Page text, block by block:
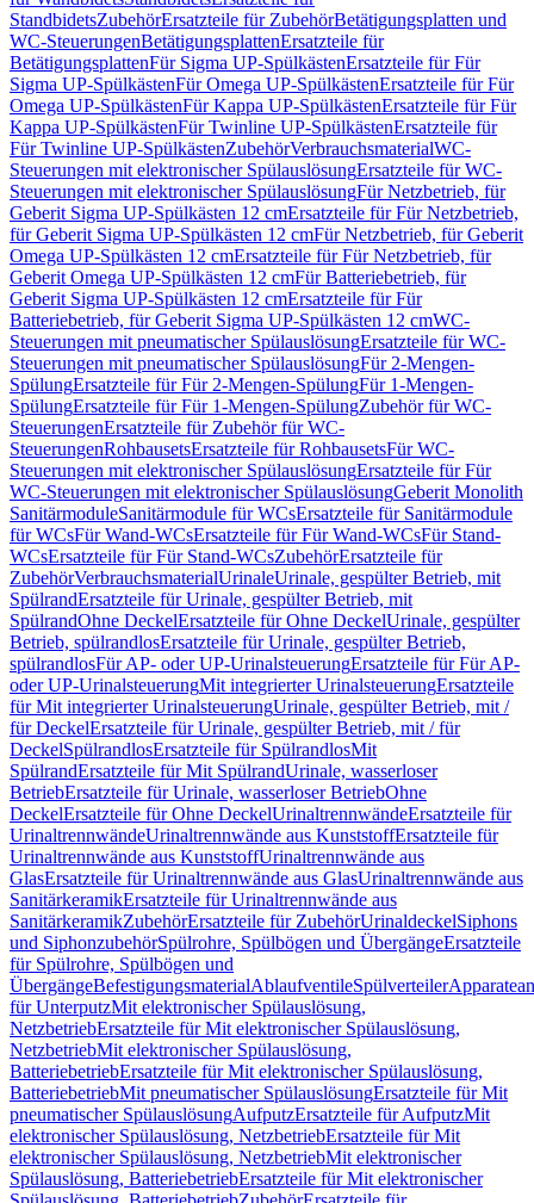
StandbidetsZubehörErsatzteile für ZubehörBetätigungsplatten und
WC-SteuerungenBetätigungsplattenErsatzteile für
BetätigungsplattenFür Sigma UP-SpülkästenErsatzteile für Für
Sigma UP-SpülkästenFür Omega UP-SpülkästenErsatzteile für Für
Omega UP-SpülkästenFür Kappa UP-SpülkästenErsatzteile für Für
Kappa UP-SpülkästenFür Twinline UP-SpülkästenErsatzteile für
Für Twinline UP-SpülkästenZubehörVerbrauchsmaterialWC-
Steuerungen mit elektronischer SpülauslösungErsatzteile für WC-
Steuerungen mit elektronischer SpülauslösungFür Netzbetrieb, für
Geberit Sigma UP-Spülkästen 12 cmErsatzteile für Für Netzbetrieb,
für Geberit Sigma UP-Spülkästen 12 cmFür Netzbetrieb, für Geberit
Omega UP-Spülkästen 12 cmErsatzteile für Für Netzbetrieb, für
Geberit Omega UP-Spülkästen 12 cmFür Batteriebetrieb, für
Geberit Sigma UP-Spülkästen 12 cmErsatzteile für Für
Batteriebetrieb, für Geberit Sigma UP-Spülkästen 12 cmWC-
Steuerungen mit pneumatischer SpülauslösungErsatzteile für WC-
Steuerungen mit pneumatischer SpülauslösungFür 2-Mengen-
SpülungErsatzteile für Für 2-Mengen-SpülungFür 1-Mengen-
SpülungErsatzteile für Für 1-Mengen-SpülungZubehör für WC-
SteuerungenErsatzteile für Zubehör für WC-
SteuerungenRohbausetsErsatzteile für RohbausetsFür WC-
Steuerungen mit elektronischer SpülauslösungErsatzteile für Für
WC-Steuerungen mit elektronischer SpülauslösungGeberit Monolith
SanitärmoduleSanitärmodule für WCsErsatzteile für Sanitärmodule
für WCsFür Wand-WCsErsatzteile für Für Wand-WCsFür Stand-
WCsErsatzteile für Für Stand-WCsZubehörErsatzteile für
ZubehörVerbrauchsmaterialUrinaleUrinale, gespülter Betrieb, mit
SpülrandErsatzteile für Urinale, gespülter Betrieb, mit
SpülrandOhne DeckelErsatzteile für Ohne DeckelUrinale, gespülter
Betrieb, spülrandlosErsatzteile für Urinale, gespülter Betrieb,
spülrandlosFür AP- oder UP-UrinalsteuerungErsatzteile für Für AP-
oder UP-UrinalsteuerungMit integrierter UrinalsteuerungErsatzteile
für Mit integrierter UrinalsteuerungUrinale, gespülter Betrieb, mit /
für DeckelErsatzteile für Urinale, gespülter Betrieb, mit / für
DeckelSpülrandlosErsatzteile für SpülrandlosMit
SpülrandErsatzteile für Mit SpülrandUrinale, wasserloser
BetriebErsatzteile für Urinale, wasserloser BetriebOhne
DeckelErsatzteile für Ohne DeckelUrinaltrennwändeErsatzteile für
UrinaltrennwändeUrinaltrennwände aus KunststoffErsatzteile für
Urinaltrennwände aus KunststoffUrinaltrennwände aus
GlasErsatzteile für Urinaltrennwände aus GlasUrinaltrennwände aus
SanitärkeramikErsatzteile für Urinaltrennwände aus
SanitärkeramikZubehörErsatzteile für ZubehörUrinaldeckelSiphons
und SiphonzubehörSpülrohre, Spülbögen und ÜbergängeErsatzteile
für Spülrohre, Spülbögen und
ÜbergängeBefestigungsmaterialAblaufventileSpülverteiler
für UnterputzMit elektronischer Spülauslösung,
NetzbetriebErsatzteile für Mit elektronischer Spülauslösung,
NetzbetriebMit elektronischer Spülauslösung,
BatteriebetriebErsatzteile für Mit elektronischer Spülauslösung,
BatteriebetriebMit pneumatischer SpülauslösungErsatzteile für Mit
pneumatischer SpülauslösungAufputzErsatzteile für AufputzMit
elektronischer Spülauslösung, NetzbetriebErsatzteile für Mit
elektronischer Spülauslösung, NetzbetriebMit elektronischer
Spülauslösung, BatteriebetriebErsatzteile für Mit elektronischer